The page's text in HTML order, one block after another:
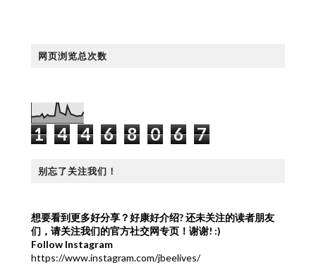
网页浏览总次数
1 4 4 6 8 0 6 7
别忘了关注我们！
想要看到更多好分享？好康好介绍?还未关注的读者朋友
们，请关注我们的官方社交网专页！谢谢! :)
Follow Instagram
https://www.instagram.com/jbeelives/